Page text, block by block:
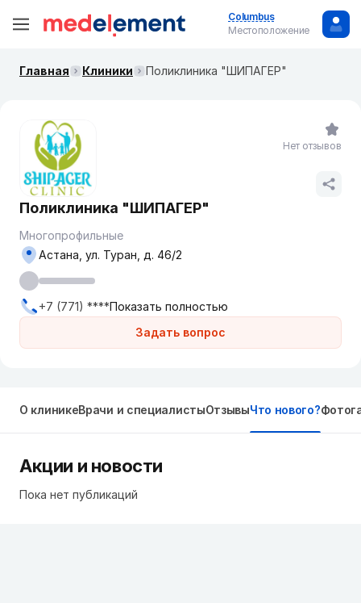
Columbus
Местоположение
Главная Клиники Поликлиника "ШИПАГЕР"
Поликлиника "ШИПАГЕР"
Многопрофильные
Задать вопрос
Астана, ул. Туран, д. 46/2
+7 (771) ****Показать полностью
Нет отзывов
О клиникеВрачи и специалистыОтзывыЧто нового?
Акции и новости
Пока нет публикаций